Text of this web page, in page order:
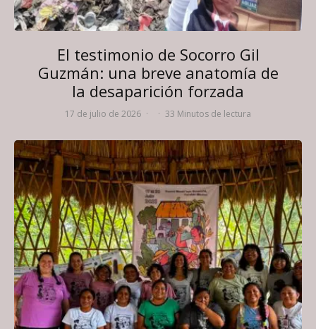
El testimonio de Socorro Gil
Guzmán: una breve anatomía de
la desaparición forzada
17 de julio de 2026 · · 33 Minutos de lectura